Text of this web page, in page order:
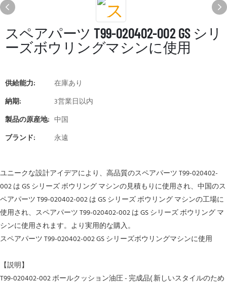
スペアパーツ T99-020402-002 GS シリ
ーズボウリングマシンに使用
供給能力:
在庫あり
納期:
3営業日以内
製品の原産地: 中国
ブランド:
永遠
ユニークな設計アイデアにより、高品質のスペアパーツ T99-020402-
002 は GS シリーズ ボウリング マシンの見積もりに使用され、中国のス
ペアパーツ T99-020402-002 は GS シリーズ ボウリング マシンの工場に
使用され、スペアパーツ T99-020402-002 は GS シリーズ ボウリング マ
シンに使用されます。より実用的な購入。
スペアパーツ T99-020402-002 GS シリーズボウリングマシンに使用
【説明】
T99-020402-002 ボールクッション油圧 - 完成品(新しいスタイルのため